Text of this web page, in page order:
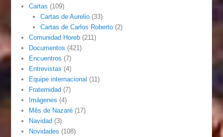
Cartas (109)
Cartas de Aurelio(33)
Cartas de Carlos Roberto(2)
Comunidad Horeb (211)
Documentos (421)
Encuentros (7)
Entrevistas (4)
Equipe internacional (11)
Fraternidad (7)
Imágenes (4)
Mês de Nazaré (17)
Navidad (3)
Novidades (108)